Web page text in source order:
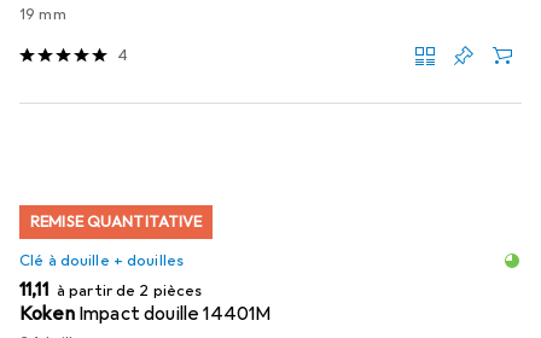
19 mm
4
REMISE QUANTITATIVE
Clé à douille + douilles
EUR
11,11 à partir de 2 pièces
Koken Impact douille 14401M